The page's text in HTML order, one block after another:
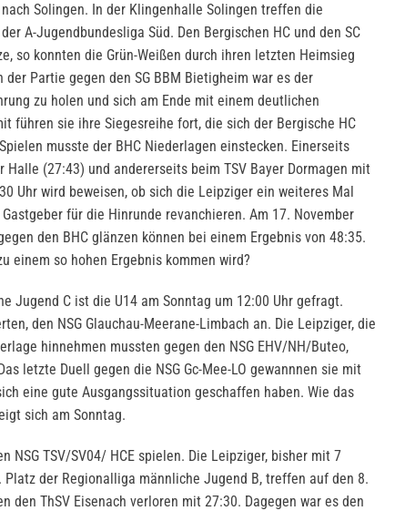
Solingen. In der Klingenhalle Solingen treffen die
A-Jugendbundesliga Süd. Den Bergischen HC und den SC
so konnten die Grün-Weißen durch ihren letzten Heimsieg
Partie gegen den SG BBM Bietigheim war es der
zu holen und sich am Ende mit einem deutlichen
führen sie ihre Siegesreihe fort, die sich der Bergische HC
musste der BHC Niederlagen einstecken. Einerseits
Halle (27:43) und andererseits beim TSV Bayer Dormagen mit
Uhr wird beweisen, ob sich die Leipziger ein weiteres Mal
für die Hinrunde revanchieren. Am 17. November
den BHC glänzen können bei einem Ergebnis von 48:35.
einem so hohen Ergebnis kommen wird?
Jugend C ist die U14 am Sonntag um 12:00 Uhr gefragt.
den NSG Glauchau-Meerane-Limbach an. Die Leipziger, die
hinnehmen mussten gegen den NSG EHV/NH/Buteo,
letzte Duell gegen die NSG Gc-Mee-LO gewannnen sie mit
eine gute Ausgangssituation geschaffen haben. Wie das
sich am Sonntag.
NSG TSV/SV04/ HCE spielen. Die Leipziger, bisher mit 7
der Regionalliga männliche Jugend B, treffen auf den 8.
den ThSV Eisenach verloren mit 27:30. Dagegen war es den